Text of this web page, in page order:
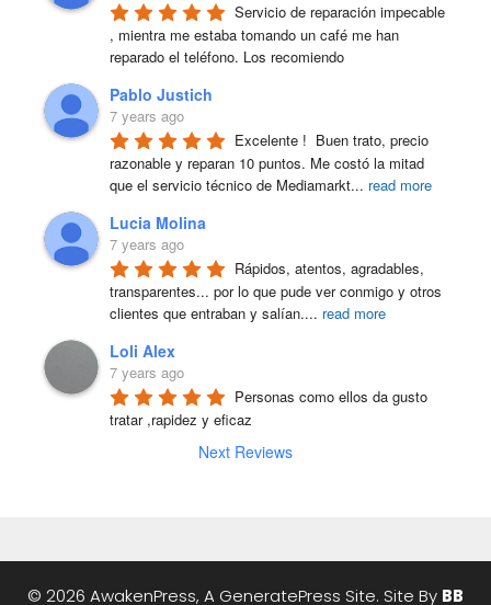
Servicio de reparación impecable
, mientra me estaba tomando un café me han
reparado el teléfono. Los recomiendo
Pablo Justich
7 years ago
Excelente !  Buen trato, precio
razonable y reparan 10 puntos. Me costó la mitad
que el servicio técnico de Mediamarkt... read more
Lucia Molina
7 years ago
Rápidos, atentos, agradables,
transparentes... por lo que pude ver conmigo y otros
clientes que entraban y salían.... read more
Loli Alex
7 years ago
Personas como ellos da gusto
tratar ,rapidez y eficaz
Next Reviews
© 2026 AwakenPress, A GeneratePress Site. Site By BB